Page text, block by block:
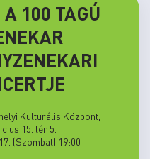
100 TAGÚ
Kulturális Központ,
15. tér 5.
(Szombat) 19:00